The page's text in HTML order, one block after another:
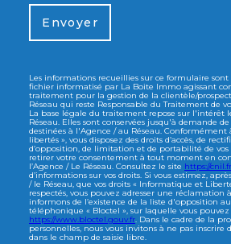
Envoyer
Les informations recueillies sur ce formulaire sont
fichier informatisé par La Boite Immo agissant
traitement pour la gestion de la clientèle/
Réseau qui reste Responsable du Traitement de
La base légale du traitement repose sur l'intérêt
Réseau. Elles sont conservées jusqu'à demande
destinées à l'Agence / au Réseau.
libertés », vous disposez des droits d’accès, de
d’opposition, de limitation et de portabilité de vos
retirer votre consentement à tout moment en
l’Agence / Le Réseau. Consultez le site https://
d’informations sur vos droits. Si vous estimez,
/ le Réseau, que vos droits « Informatique et
respectés, vous pouvez adresser une réclamation
informons de l’existence de la liste d'opposition
téléphonique « Bloctel », sur laquelle vous pouvez
https://www.bloctel.gouv.fr. Dans le cadre de la
personnelles, nous vous invitons à ne pas inscrire
dans le champ de saisie libre.